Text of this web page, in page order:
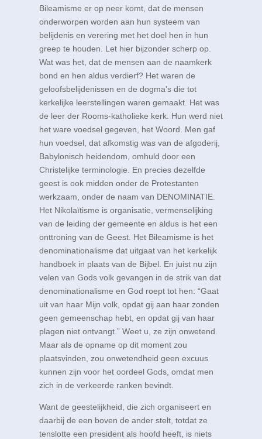
Bileamisme er op neer komt, dat de mensen
onderworpen worden aan hun systeem van
belijdenis en verering met het doel hen in hun
greep te houden. Let hier bijzonder scherp op.
Wat was het, dat de mensen aan de naamkerk
bond en hen aldus verdierf? Het waren de
geloofsbelijdenissen en de dogma’s die tot
kerkelijke leerstellingen waren gemaakt. Het was
de leer der Rooms-katholieke kerk. Hun werd niet
het ware voedsel gegeven, het Woord. Men gaf
hun voedsel, dat afkomstig was van de afgoderij,
Babylonisch heidendom, omhuld door een
Christelijke terminologie. En precies dezelfde
geest is ook midden onder de Protestanten
werkzaam, onder de naam van DENOMINATIE.
Het Nikolaïtisme is organisatie, vermenselijking
van de leiding der gemeente en aldus is het een
onttroning van de Geest. Het Bileamisme is het
denominationalisme dat uitgaat van het kerkelijk
handboek in plaats van de Bijbel. En juist nu zijn
velen van Gods volk gevangen in de strik van dat
denominationalisme en God roept tot hen: “Gaat
uit van haar Mijn volk, opdat gij aan haar zonden
geen gemeenschap hebt, en opdat gij van haar
plagen niet ontvangt.” Weet u, ze zijn onwetend.
Maar als de opname op dit moment zou
plaatsvinden, zou onwetendheid geen excuus
kunnen zijn voor het oordeel Gods, omdat men
zich in de verkeerde ranken bevindt.
Want de geestelijkheid, die zich organiseert en
daarbij de een boven de ander stelt, totdat ze
tenslotte een president als hoofd heeft, is niets